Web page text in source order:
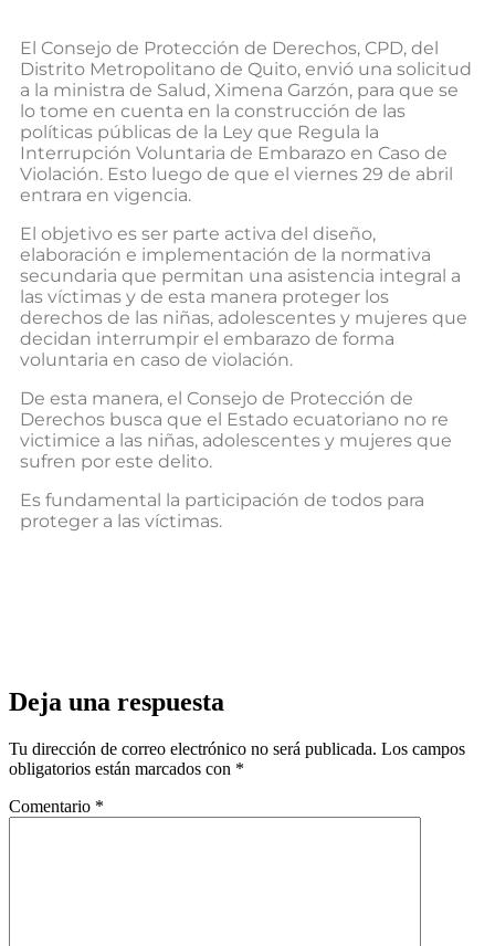
El Consejo de Protección de Derechos, CPD, del
Distrito Metropolitano de Quito, envió una solicitud
a la ministra de Salud, Ximena Garzón, para que se
lo tome en cuenta en la construcción de las
políticas públicas de la Ley que Regula la
Interrupción Voluntaria de Embarazo en Caso de
Violación. Esto luego de que el viernes 29 de abril
entrara en vigencia.
El objetivo es ser parte activa del diseño,
elaboración e implementación de la normativa
secundaria que permitan una asistencia integral a
las víctimas y de esta manera proteger los
derechos de las niñas, adolescentes y mujeres que
decidan interrumpir el embarazo de forma
voluntaria en caso de violación.
De esta manera, el Consejo de Protección de
Derechos busca que el Estado ecuatoriano no re
victimice a las niñas, adolescentes y mujeres que
sufren por este delito.
Es fundamental la participación de todos para
proteger a las víctimas.
Deja una respuesta
Tu dirección de correo electrónico no será publicada. Los campos
obligatorios están marcados con *
Comentario *